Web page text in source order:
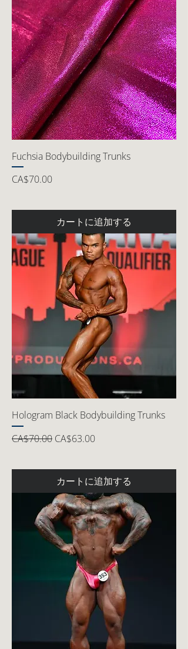
Fuchsia Bodybuilding Trunks
価格
CA$70.00
カートに追加する
Hologram Black Bodybuilding Trunks
通常価格
CA$70.00 セール価格
CA$63.00
カートに追加する